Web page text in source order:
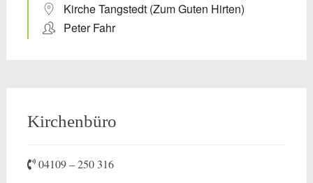
Kirche Tangstedt (Zum Guten Hirten)
Peter Fahr
Kirchenbüro
04109 – 250 316